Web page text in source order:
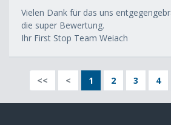
Vielen Dank für das uns
die super Bewertung.
Ihr First Stop Team Weiach
<< < 1 2 3 4